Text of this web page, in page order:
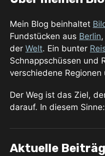
Mein Blog beinhaltet
Fundstücken aus Berlin,
der Welt. Ein bunter
Schnappschüssen und
verschiedene Regionen
Der Weg ist das Ziel,
darauf. In diesem Sinne:
Aktuelle